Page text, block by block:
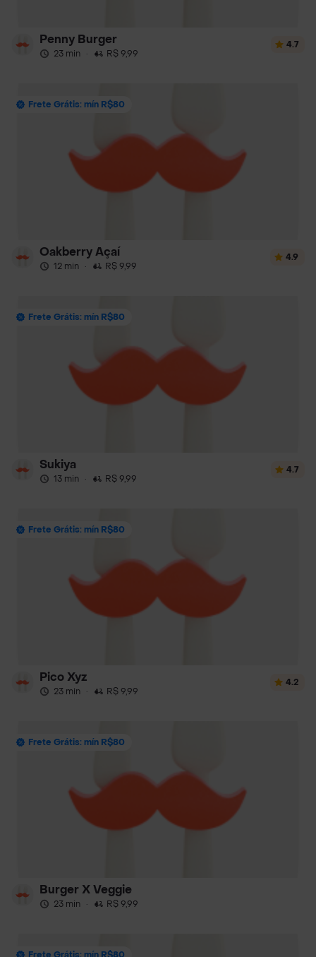
Penny Burger
23 min · R$ 9,99
4.7
Frete Grátis: mín R$80
Oakberry Açaí
12 min · R$ 9,99
4.9
Frete Grátis: mín R$80
Sukiya
13 min · R$ 9,99
4.7
Frete Grátis: mín R$80
Pico Xyz
23 min · R$ 9,99
4.2
Frete Grátis: mín R$80
Burger X Veggie
23 min · R$ 9,99